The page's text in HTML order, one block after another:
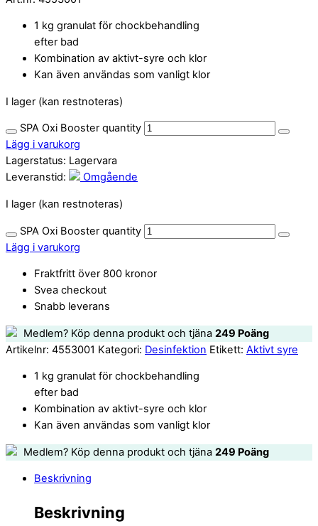
1 kg granulat för chockbehandling
efter bad
Kombination av aktivt-syre och klor
Kan även användas som vanligt klor
I lager (kan restnoteras)
SPA Oxi Booster quantity
Lägg i varukorg
Lagerstatus: Lagervara
Leveranstid:
Omgående
I lager (kan restnoteras)
SPA Oxi Booster quantity
Lägg i varukorg
Fraktfritt över 800 kronor
Svea checkout
Snabb leverans
Medlem? Köp denna produkt och tjäna 249 Poäng
Artikelnr: 4553001 Kategori: Desinfektion Etikett: Aktivt syre
1 kg granulat för chockbehandling
efter bad
Kombination av aktivt-syre och klor
Kan även användas som vanligt klor
Medlem? Köp denna produkt och tjäna 249 Poäng
Beskrivning
Beskrivning